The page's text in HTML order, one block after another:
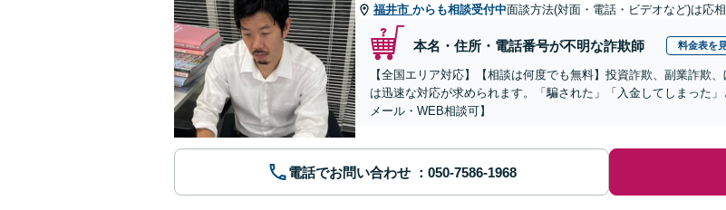
福井市 からも相談受付中面談方法(対面・電話・ビデオなど)は応
本名・住所・電話番号が不明な詐欺師 料金表を
【全国エリア対応】【相談は何度でも無料】投資詐欺、副業詐欺
は迅速な対応が求められます。「騙された」「入金してしまった
メール・WEB相談可】
電話でお問い合わせ